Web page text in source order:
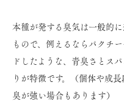
本種が発する臭気は一般的
もので、例えるならパクチ
ドしたような、青臭さとス
りが特徴です。（個体や成
臭が強い場合もあります）